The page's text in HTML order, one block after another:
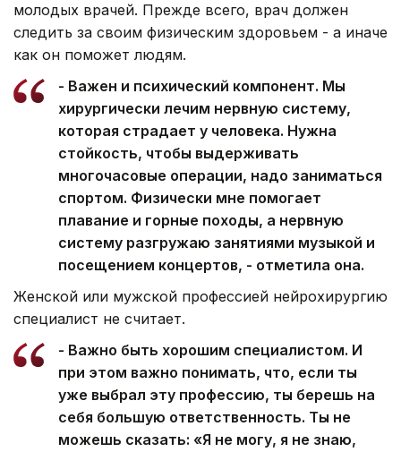
молодых врачей. Прежде всего, врач должен
следить за своим физическим здоровьем - а иначе
как он поможет людям.
- Важен и психический компонент. Мы
хирургически лечим нервную систему,
которая страдает у человека. Нужна
стойкость, чтобы выдерживать
многочасовые операции, надо заниматься
спортом. Физически мне помогает
плавание и горные походы, а нервную
систему разгружаю занятиями музыкой и
посещением концертов, - отметила она.
Женской или мужской профессией нейрохирургию
специалист не считает.
- Важно быть хорошим специалистом. И
при этом важно понимать, что, если ты
уже выбрал эту профессию, ты берешь на
себя большую ответственность. Ты не
можешь сказать: «Я не могу, я не знаю,